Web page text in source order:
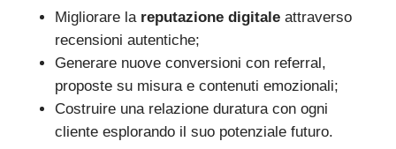
Migliorare la reputazione digitaleattraverso
recensioni autentiche;
Generare nuove conversioni con referral,
proposte su misura e contenuti emozionali;
Costruire una relazione duratura con ogni
cliente esplorando il suo potenziale futuro.